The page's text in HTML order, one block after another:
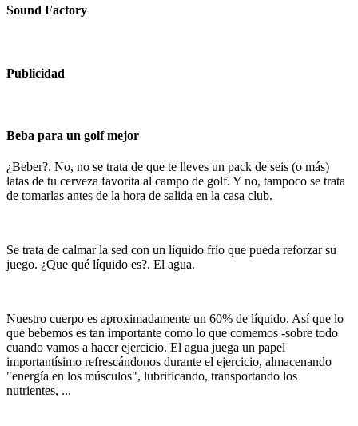
Sound Factory
Publicidad
Beba para un golf mejor
¿Beber?. No, no se trata de que te lleves un pack de seis (o más)
latas de tu cerveza favorita al campo de golf. Y no, tampoco se trata
de tomarlas antes de la hora de salida en la casa club.
Se trata de calmar la sed con un líquido frío que pueda reforzar su
juego. ¿Que qué líquido es?. El agua.
Nuestro cuerpo es aproximadamente un 60% de líquido. Así que lo
que bebemos es tan importante como lo que comemos -sobre todo
cuando vamos a hacer ejercicio. El agua juega un papel
importantísimo refrescándonos durante el ejercicio, almacenando
"energía en los músculos", lubrificando, transportando los
nutrientes, ...